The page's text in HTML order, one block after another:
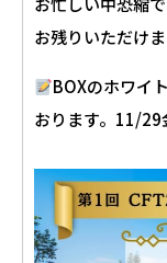
お残りいただけ
BOXのホワイ
おります。11/29